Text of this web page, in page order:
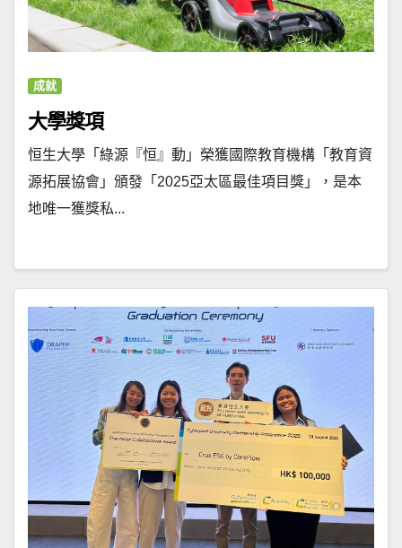
成就
大學獎項
恒生大學「綠源『恒』動」榮獲國際教育機構「教育資
源拓展協會」頒發「2025亞太區最佳項目獎」，是本
地唯一獲獎私...